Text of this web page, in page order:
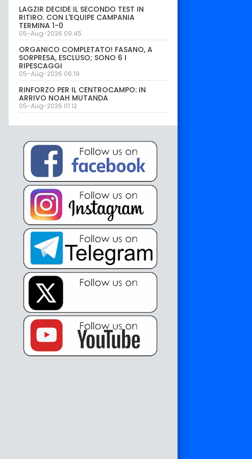
LAGZIR DECIDE IL SECONDO TEST IN
RITIRO. CON L'EQUIPE CAMPANIA
TERMINA 1-0
05-Aug-2026 09:45
ORGANICO COMPLETATO! FASANO, A
SORPRESA, ESCLUSO; SONO 6 I
RIPESCAGGI
05-Aug-2026 06:19
RINFORZO PER IL CENTROCAMPO: IN
ARRIVO NOAH MUTANDA
05-Aug-2026 01:12